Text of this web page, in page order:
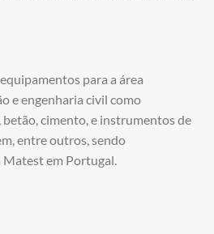
para a área
e engenharia civil como
cimento, e instrumentos de
entre outros, sendo
Matest em Portugal.